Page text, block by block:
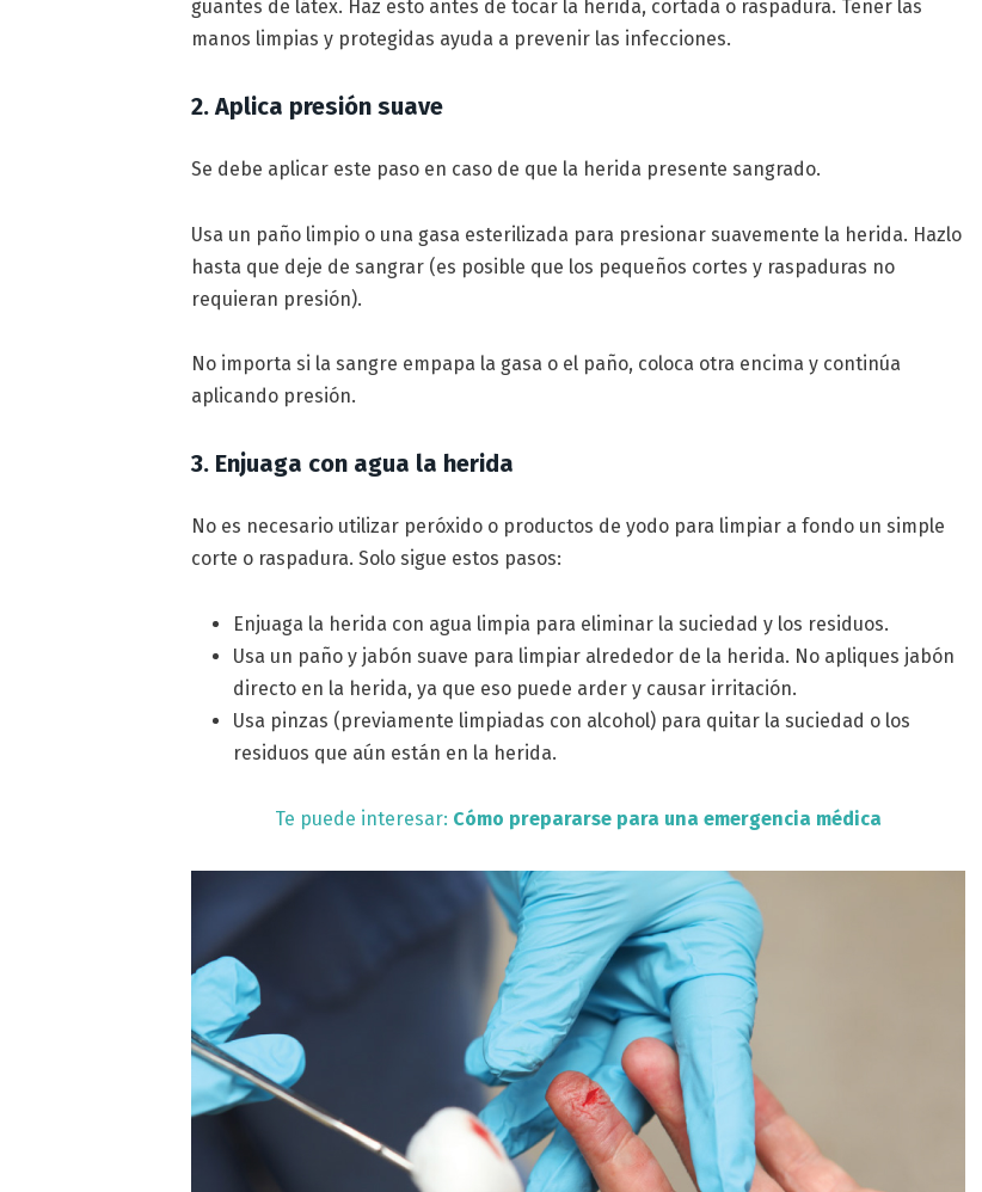
guantes de látex. Haz esto antes de tocar la herida, cortada o raspadura. Tener las
manos limpias y protegidas ayuda a prevenir las infecciones.
2. Aplica presión suave
Se debe aplicar este paso en caso de que la herida presente sangrado.
Usa un paño limpio o una gasa esterilizada para presionar suavemente la herida. Hazlo
hasta que deje de sangrar (es posible que los pequeños cortes y raspaduras no
requieran presión).
No importa si la sangre empapa la gasa o el paño, coloca otra encima y continúa
aplicando presión.
3. Enjuaga con agua la herida
No es necesario utilizar peróxido o productos de yodo para limpiar a fondo un simple
corte o raspadura. Solo sigue estos pasos:
Enjuaga la herida con agua limpia para eliminar la suciedad y los residuos.
Usa un paño y jabón suave para limpiar alrededor de la herida. No apliques jabón
directo en la herida, ya que eso puede arder y causar irritación.
Usa pinzas (previamente limpiadas con alcohol) para quitar la suciedad o los
residuos que aún están en la herida.
Te puede interesar: Cómo prepararse para una emergencia médica